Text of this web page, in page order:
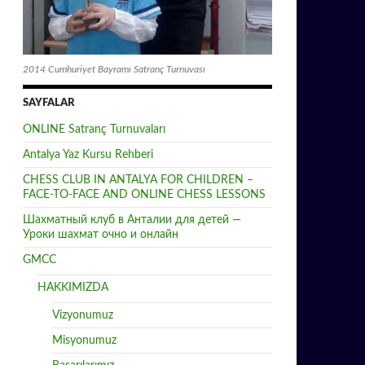
2014 Cumhuriyet Bayramı Satranç Turnuvası
SAYFALAR
ONLINE Satranç Turnuvaları
Antalya Yaz Kursu Rehberi
CHESS CLUB IN ANTALYA FOR CHILDREN –
FACE-TO-FACE AND ONLINE CHESS LESSONS
Шахматный клуб в Анталии для детей —
Уроки шахмат очно и онлайн
GMCC
HAKKIMIZDA
Vizyonumuz
Misyonumuz